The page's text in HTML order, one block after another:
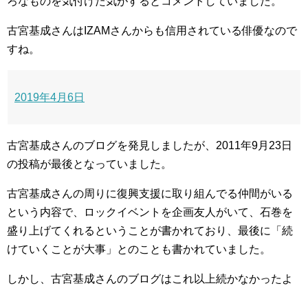
古宮基成さんはIZAMさんからも信用されている俳優なので
すね。
2019年4月6日
古宮基成さんのブログを発見しましたが、2011年9月23日
の投稿が最後となっていました。
古宮基成さんの周りに復興支援に取り組んでる仲間がいる
という内容で、ロックイベントを企画友人がいて、石巻を
盛り上げてくれるということが書かれており、最後に「続
けていくことが大事」とのことも書かれていました。
しかし、古宮基成さんのブログはこれ以上続かなかったよ